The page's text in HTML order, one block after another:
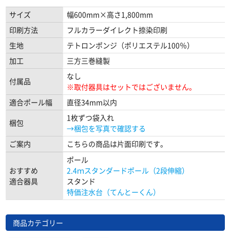
サイズ
幅600mm×高さ1,800mm
印刷方法
フルカラーダイレクト捺染印刷
生地
テトロンポンジ（ポリエステル100％）
加工
三方三巻縫製
付属品
なし
※取付器具はセットではございません。
適合ポール幅
直径34mm以内
梱包
1枚ずつ袋入れ
→梱包を写真で確認する
ご案内
こちらの商品は片面印刷です。
おすすめ
適合器具
ポール
2.4ｍスタンダードポール（2段伸縮）
スタンド
特価注水台（てんとーくん）
商品カテゴリー